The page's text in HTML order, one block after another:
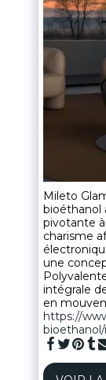
Mileto
bioéthanol
pivotante
charisme
une
intégrale
en
https://